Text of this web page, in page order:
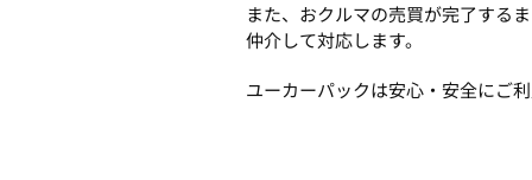
また、おクルマの売買が完了する
仲介して対応します。
ユーカーパックは安心・安全にご